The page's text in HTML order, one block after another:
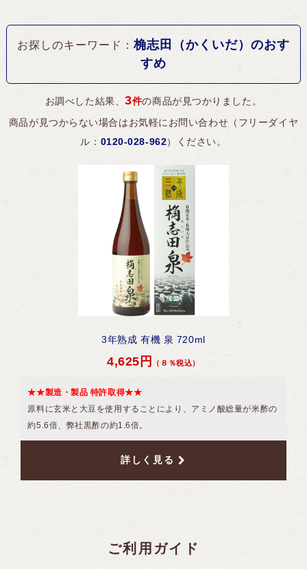
ご飯のおとも
ドレッシング
ケーキ
ギフトシリーズ
0120-028-962
平日AM8:30〜PM5:30（日・祝休）
WEBからのお問い合わせはこちら
初めて購入される方はこちら
トップページ
ログイン
お探しのキーワード：桷志田（かくいだ）のおす
すめ
お調べした結果、3件の商品が見つかりました。
商品が見つからない場合はお気軽にお問い合わせ（フリーダイヤ
ル： 0120-028-962）ください。
3年熟成 有機 泉 720ml
4,625円 （８％税込）
★★製造・製品 特許取得★★
原料に玄米と大豆を使用することにより、アミノ酸総量が米酢の
約5.6倍、弊社黒酢の約1.6倍。
詳しく見る
ご利用ガイド